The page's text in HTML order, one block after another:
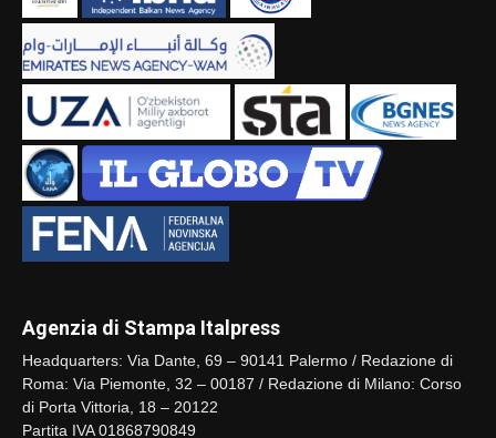
Agenzia di Stampa Italpress
Headquarters: Via Dante, 69 – 90141 Palermo / Redazione di
Roma: Via Piemonte, 32 – 00187 / Redazione di Milano: Corso
di Porta Vittoria, 18 – 20122
Partita IVA 01868790849